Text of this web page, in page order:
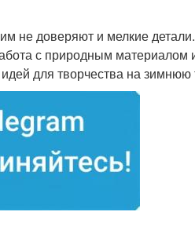
не доверяют и мелкие
с природным материалом
для творчества на зимнюю